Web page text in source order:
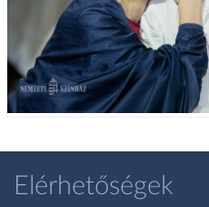
Elérhetőségek